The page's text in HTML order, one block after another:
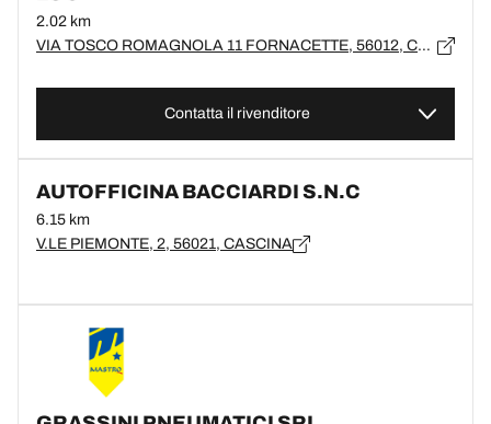
2.02 km
VIA TOSCO ROMAGNOLA 11 FORNACETTE, 56012, CALCINAIA, PI
Contatta il rivenditore
AUTOFFICINA BACCIARDI S.N.C
6.15 km
V.LE PIEMONTE, 2, 56021, CASCINA